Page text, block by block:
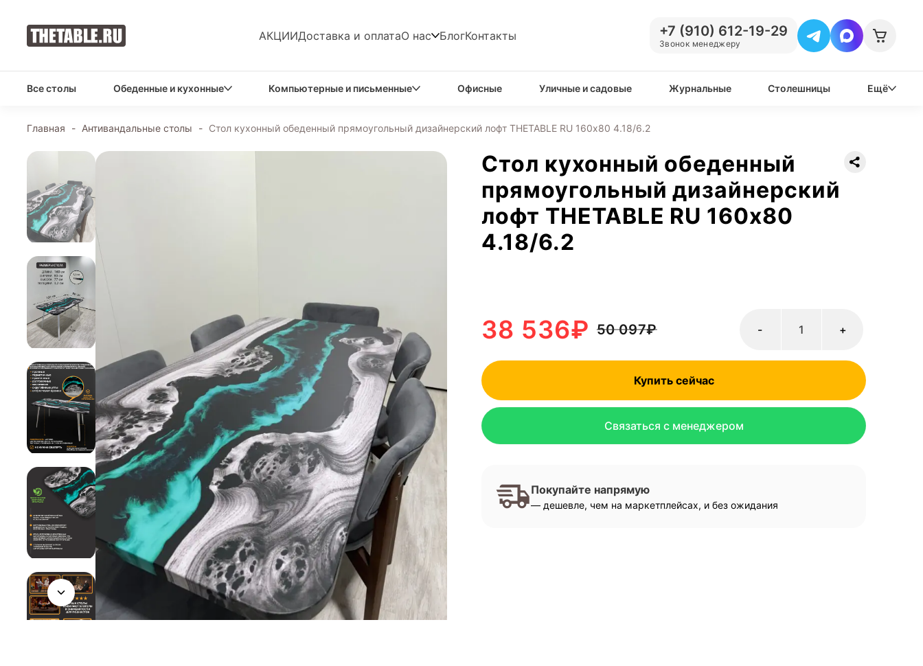
АКЦИИДоставка и оплатаО нас БлогКонтакты +7 (910) 612-19-29
Звонок менеджеру
Все столы Обеденные и кухонные Компьютерные и письменные Офисные Уличные и садовые Журнальные Столешницы Ещё
Главная - Антивандальные столы - Стол кухонный обеденный прямоугольный дизайнерский лофт THETABLE RU 160х80 4.18/6.2
Стол кухонный обеденный
прямоугольный дизайнерский
лофт THETABLE RU 160х80
4.18/6.2
50 097₽
38 536₽ +
-
Купить сейчас
Связаться с менеджером
Покупайте напрямую
— дешевле, чем на маркетплейсах, и без ожидания